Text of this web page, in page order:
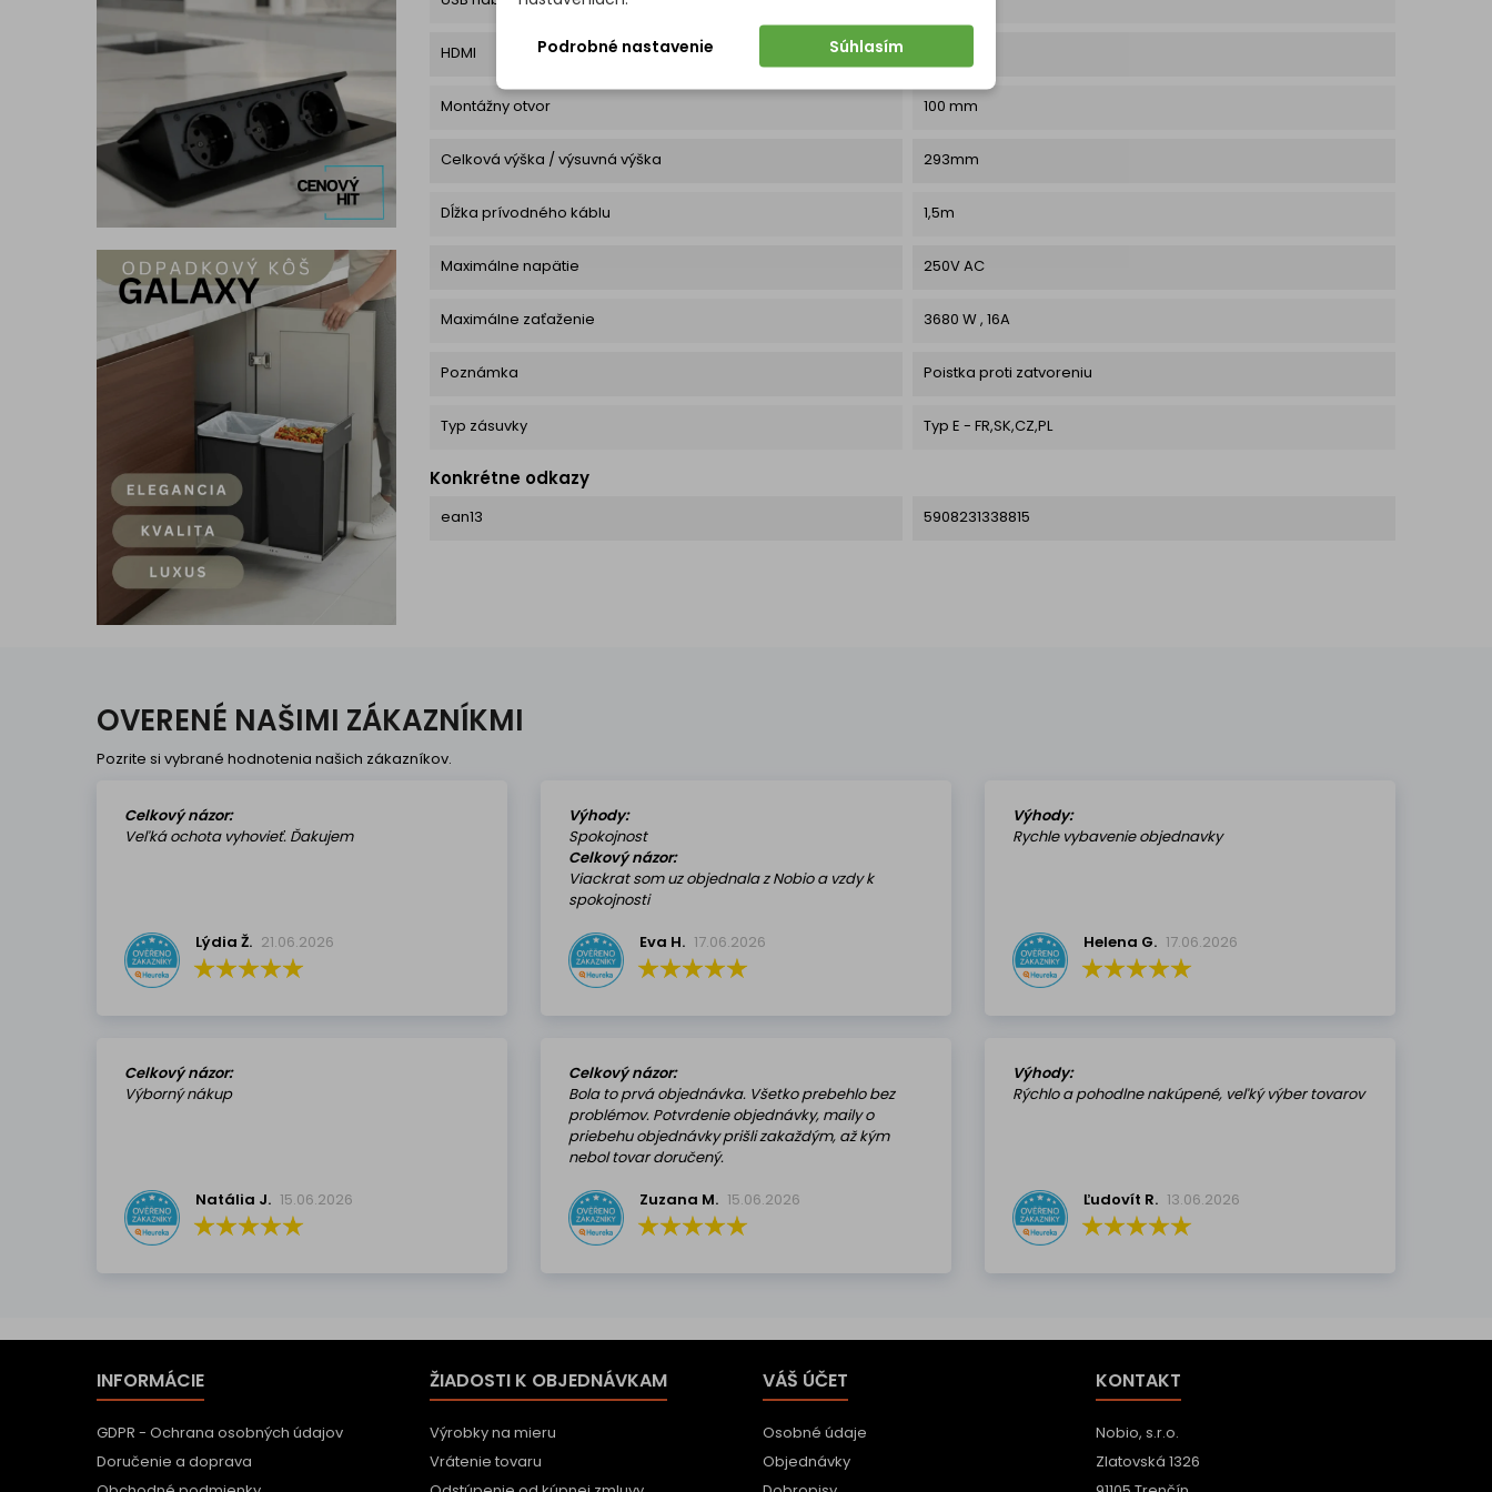
HDMI
Montážny otvor 100 mm
Celková výška / výsuvná výška 293mm
Dĺžka prívodného káblu 1,5m
Maximálne napätie 250V AC
Maximálne zaťaženie 3680 W , 16A
Poznámka Poistka proti zatvoreniu
Typ zásuvky Typ E - FR,SK,CZ,PL
Konkrétne odkazy
ean13 5908231338815
OVERENÉ NAŠIMI ZÁKAZNÍKMI
Pozrite si vybrané hodnotenia našich zákazníkov.
Celkový názor:
Veľká ochota vyhovieť. Ďakujem
Lýdia Ž. 21.06.2026
Výhody:
Spokojnost
Celkový názor:
Viackrat som uz objednala z Nobio a vzdy k
spokojnosti
Eva H. 17.06.2026
Výhody:
Rychle vybavenie objednavky
Helena G. 17.06.2026
Celkový názor:
Výborný nákup
Natália J. 15.06.2026
Celkový názor:
Bola to prvá objednávka. Všetko prebehlo bez
problémov. Potvrdenie objednávky, maily o
priebehu objednávky prišli zakaždým, až kým
nebol tovar doručený.
Zuzana M. 15.06.2026
Výhody:
Rýchlo a pohodlne nakúpené, veľký výber tovarov
Ľudovít R. 13.06.2026
INFORMÁCIE
GDPR - Ochrana osobných údajov
Doručenie a doprava
ŽIADOSTI K OBJEDNÁVKAM
Výrobky na mieru
Vrátenie tovaru
VÁŠ ÚČET
Osobné údaje
Objednávky
KONTAKT
Nobio, s.r.o.
Zlatovská 1326
Podrobné nastavenie Súhlasím